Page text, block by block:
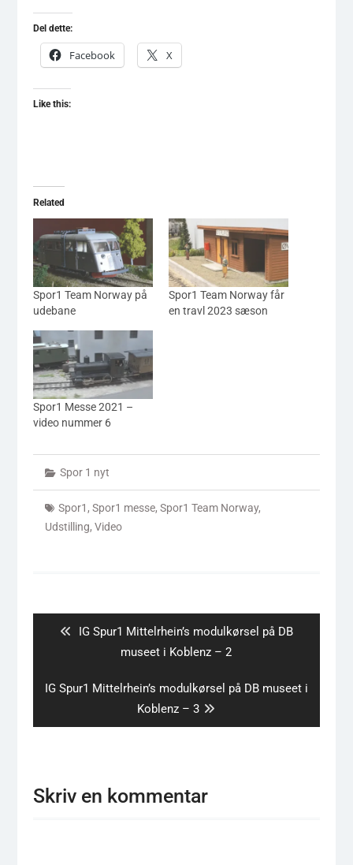
Del dette:
Facebook X
Like this:
Related
Spor1 Team Norway på
udebane
Spor1 Team Norway får
en travl 2023 sæson
Spor1 Messe 2021 –
video nummer 6
Spor 1 nyt
Spor1 , Spor1 messe, Spor1 Team Norway,
Udstilling, Video
Previous
IG Spur1 Mittelrhein’s modulkørsel på DB
museet i Koblenz – 2
Next
IG Spur1 Mittelrhein’s modulkørsel på DB museet i
Koblenz – 3
Skriv en kommentar